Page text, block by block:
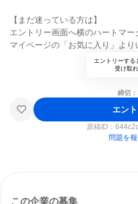
【まだ迷っている方は】
エントリー画面へ横のハートマー
マイページの「お気に入り」より
エントリーする
受け取
締切
エン
原稿ID：
問題を
この企業の募集